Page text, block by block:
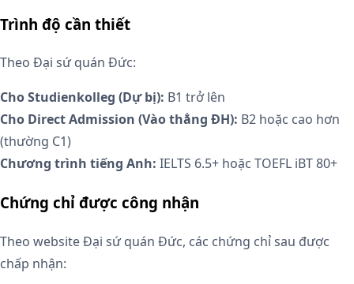
Trình độ cần thiết
Theo Đại sứ quán Đức:
Cho Studienkolleg (Dự bị): B1 trở lên
Cho Direct Admission (Vào thẳng ĐH): B2 hoặc cao hơn
(thường C1)
Chương trình tiếng Anh: IELTS 6.5+ hoặc TOEFL iBT 80+
Chứng chỉ được công nhận
Theo website Đại sứ quán Đức, các chứng chỉ sau được
chấp nhận: